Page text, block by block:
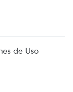
de Uso